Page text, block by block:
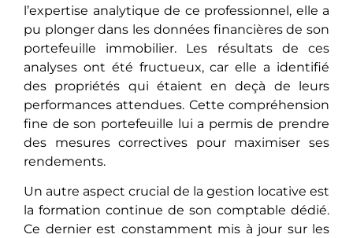
l’expertise analytique de ce professionnel, elle a
pu plonger dans les données financières de son
portefeuille immobilier. Les résultats de ces
analyses ont été fructueux, car elle a identifié
des propriétés qui étaient en deçà de leurs
performances attendues. Cette compréhension
fine de son portefeuille lui a permis de prendre
des mesures correctives pour maximiser ses
rendements.
Un autre aspect crucial de la gestion locative est
la formation continue de son comptable dédié.
Ce dernier est constamment mis à jour sur les